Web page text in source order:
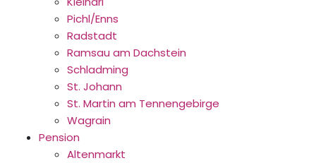
Pichl/Enns
Radstadt
Ramsau am Dachstein
Schladming
St. Johann
St. Martin am Tennengebirge
Wagrain
Pension
Altenmarkt